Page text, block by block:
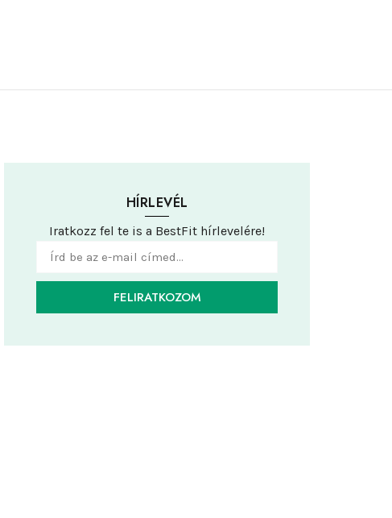
HÍRLEVÉL
Iratkozz fel te is a BestFit hírlevelére!
FELIRATKOZOM